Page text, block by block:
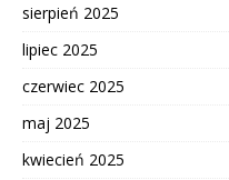
sierpień 2025
lipiec 2025
czerwiec 2025
maj 2025
kwiecień 2025